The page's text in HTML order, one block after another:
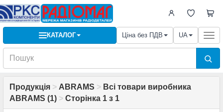
КАТАЛОГ Ціна без ПДВ UA
Продукція > ABRAMS > Всі товари виробника
ABRAMS (1) > Сторінка 1 з 1